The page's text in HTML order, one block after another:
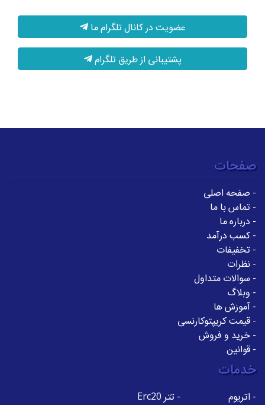
عضویت در کانال تلگرام ما
پشتیبانی از طریق تلگرام
صفحات
- صفحه اصلی
- تماس با ما
- درباره ما
- کسب درآمد
- تخفیفات
- نظرات
- سوالات متداول
- وبلاگ
- آموزش ها
- قیمت کریپتوکارنسی
- خرید و فروش
- قوانین
خدمات
- اتریوم
- تتر Erc20